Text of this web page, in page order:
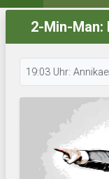
2-Min-Man:
19:03 Uhr: